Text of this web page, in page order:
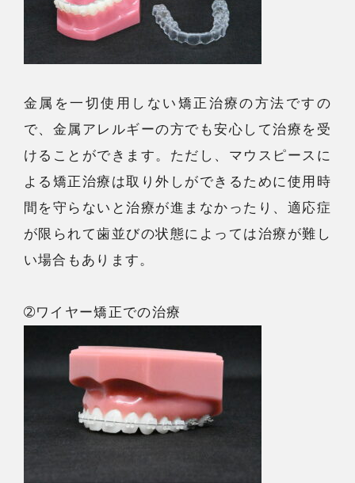
金属を一切使用しない矯正治療の方法ですの
で、金属アレルギーの方でも安心して治療を受
けることができます。ただし、マウスピースに
よる矯正治療は取り外しができるために使用時
間を守らないと治療が進まなかったり、適応症
が限られて歯並びの状態によっては治療が難し
い場合もあります。
➁ワイヤー矯正での治療